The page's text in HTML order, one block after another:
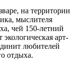
на территории
мыслителя
чей 150-летний
арт-
любителей
отдыха.